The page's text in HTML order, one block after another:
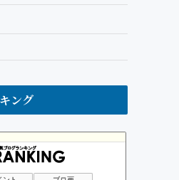
ング
住だっ!!
ーガニック 練馬 ひまわりのへや”ブログ